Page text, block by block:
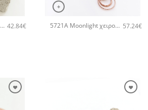
5721D Moonlight χειροποίητο δαχτυλιδι Catherine bijoux Γκρι 42.84€
+
5721A Moonlight χειροποίητο κολιέ Catherine bijoux Μωβ 57.24€